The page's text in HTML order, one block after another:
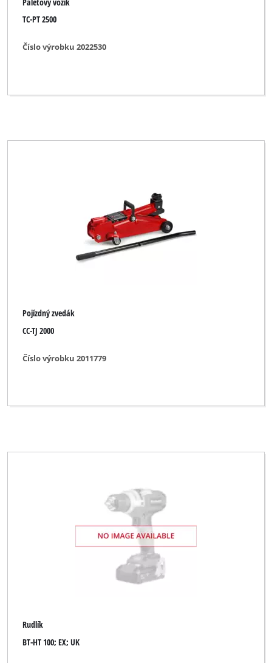
TC-PT 2500
Číslo výrobku 2022530
Pojízdný zvedák
CC-TJ 2000
Číslo výrobku 2011779
Rudlík
BT-HT 100; EX; UK